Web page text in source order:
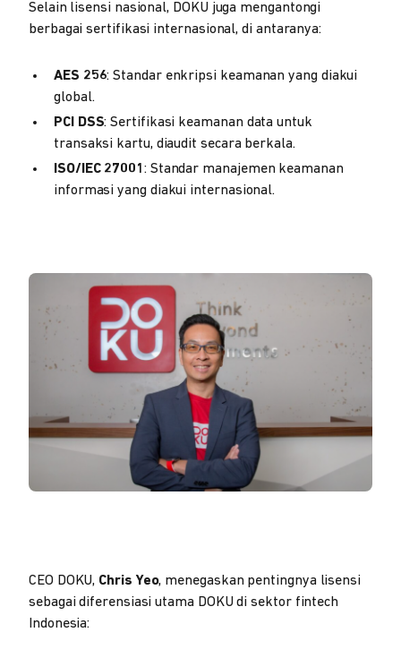
Selain lisensi nasional, DOKU juga mengantongi
berbagai sertifikasi internasional, di antaranya:
AES 256: Standar enkripsi keamanan yang diakui
global.
PCI DSS: Sertifikasi keamanan data untuk
transaksi kartu, diaudit secara berkala.
ISO/IEC 27001 : Standar manajemen keamanan
informasi yang diakui internasional.
CEO DOKU, Chris Yeo, menegaskan pentingnya lisensi
sebagai diferensiasi utama DOKU di sektor fintech
Indonesia: